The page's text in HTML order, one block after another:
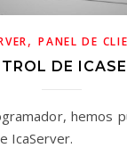
,PANEL DE
DE
hemos
IcaServer.